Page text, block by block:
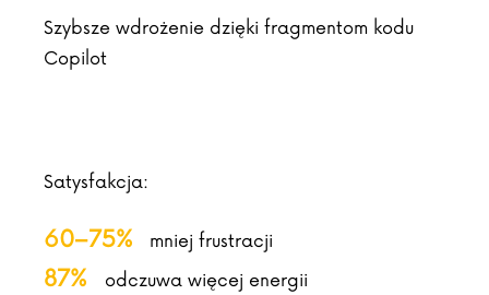
Szybsze wdrożenie dzięki fragmentom kodu
Copilot
Satysfakcja:
60–75% mniej frustracji
87% odczuwa więcej energii